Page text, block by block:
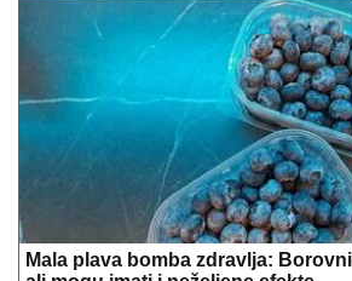
Mala plava bomba zdravlja: